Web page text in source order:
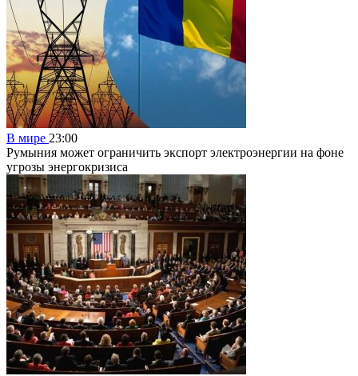
В мире 23:00
Румыния может ограничить экспорт электроэнергии на фоне
угрозы энергокризиса